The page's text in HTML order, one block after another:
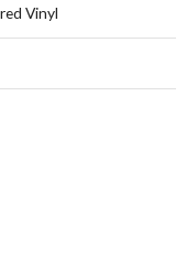
Vinyl